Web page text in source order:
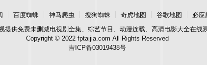
百度蜘蛛 神马爬虫 搜狗蜘蛛 奇虎地图 谷歌地图
必应
提供免费未删减电视剧全集、综艺节目、动漫连载、高清电影大全在线
Copyright © 2022 fptaijia.com All Rights Reserved
吉ICP备03019438号